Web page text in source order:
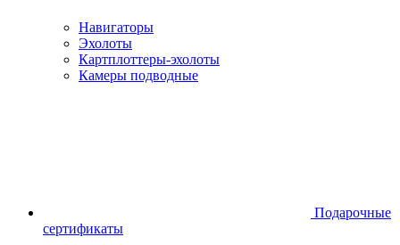
Навигаторы
Эхолоты
Картплоттеры-эхолоты
Камеры подводные
Подарочные
сертификаты